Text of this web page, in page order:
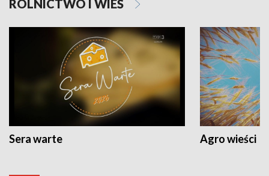
ROLNICTWO I WIEŚ
Sera warte Agro wieści